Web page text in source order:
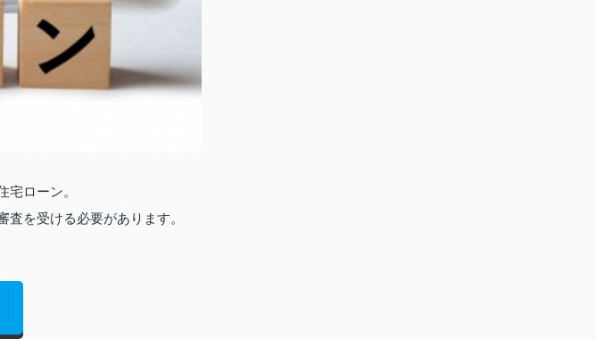
ローン。
を受ける必要があります。